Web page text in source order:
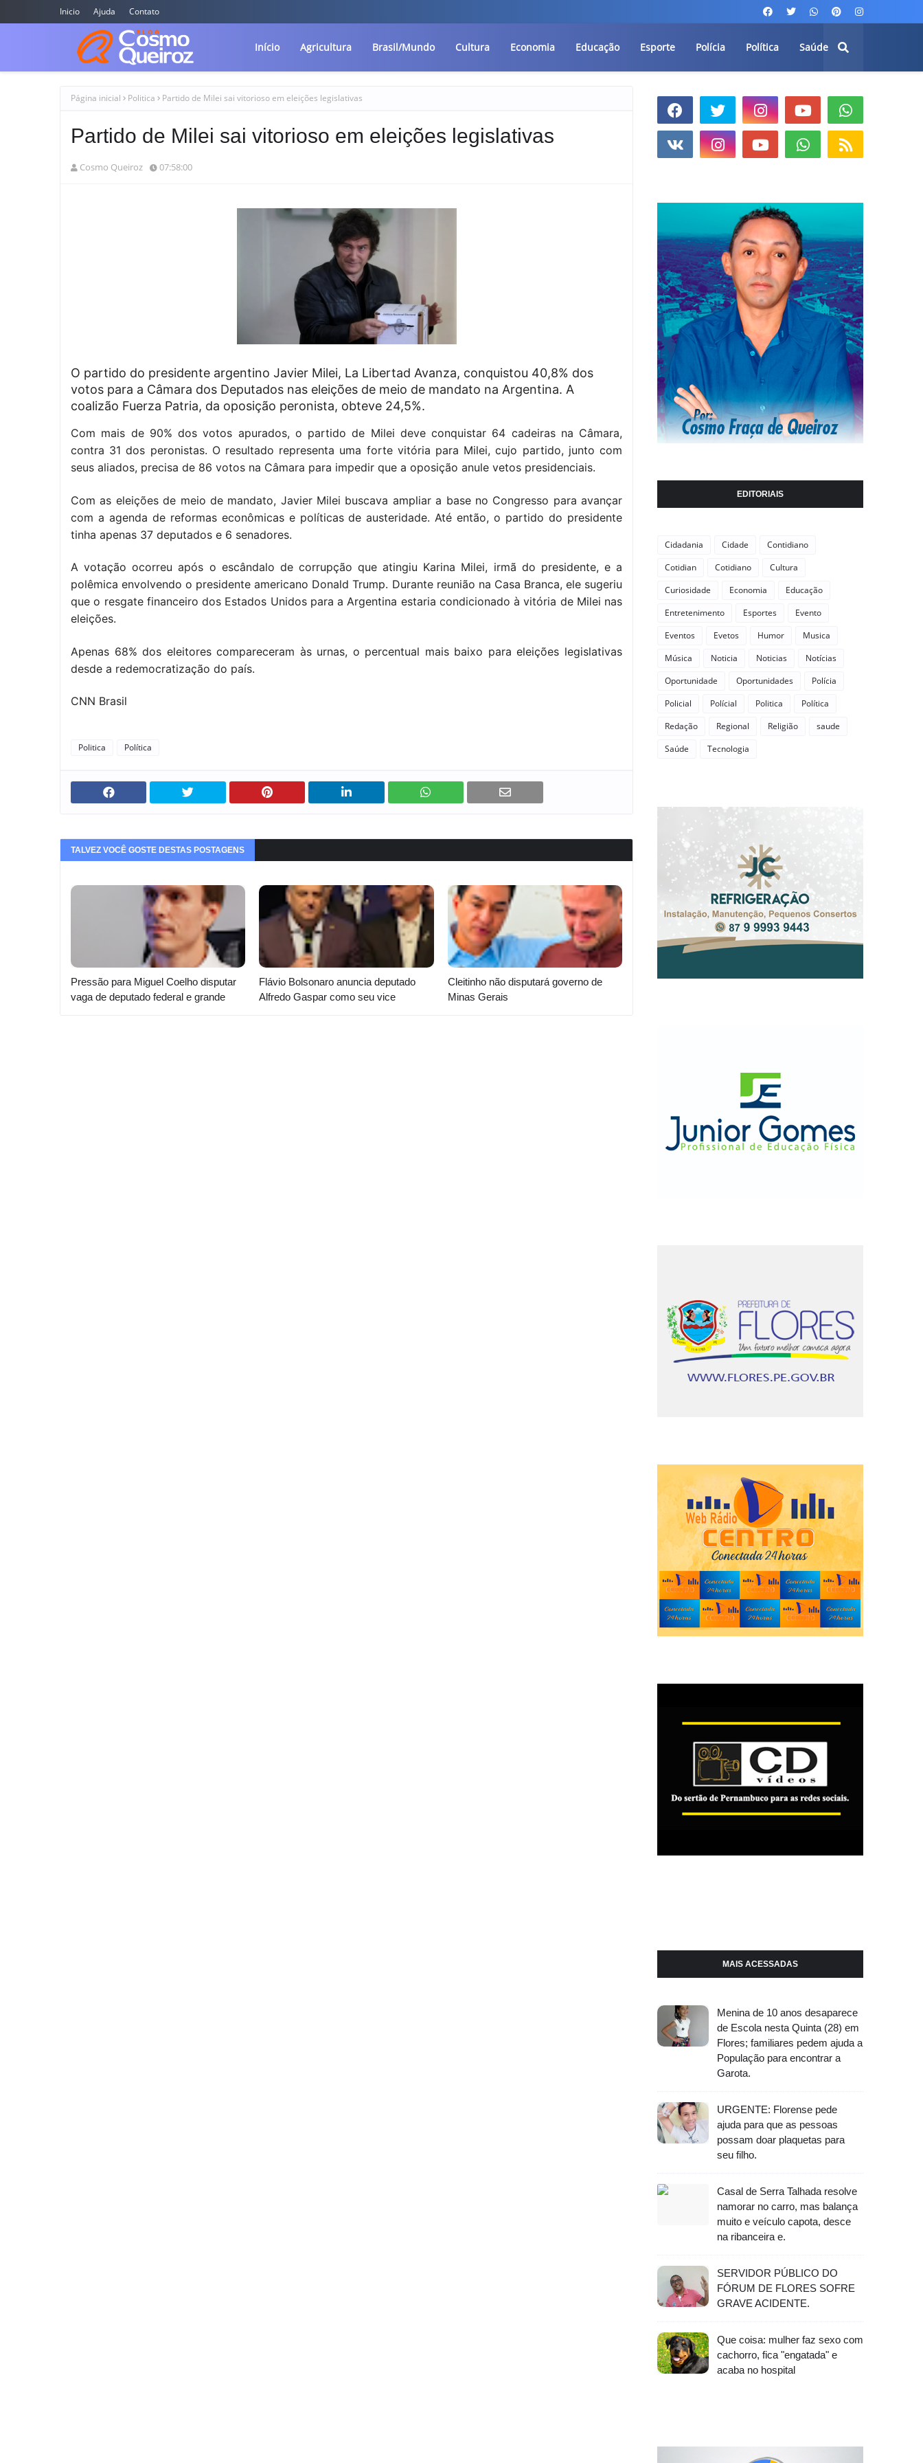
Inicio Ajuda Contato
Início Agricultura Brasil/Mundo Cultura Economia Educação Esporte Polícia Política Saúde
Página inicial Politica Partido de Milei sai vitorioso em eleições legislativas
Partido de Milei sai vitorioso em eleições legislativas
Cosmo Queiroz 07:58:00
O partido do presidente argentino Javier Milei, La Libertad Avanza, conquistou 40,8% dos
votos para a Câmara dos Deputados nas eleições de meio de mandato na Argentina. A
coalizão Fuerza Patria, da oposição peronista, obteve 24,5%.
Com mais de 90% dos votos apurados, o partido de Milei deve conquistar 64 cadeiras na Câmara,
contra 31 dos peronistas. O resultado representa uma forte vitória para Milei, cujo partido, junto com
seus aliados, precisa de 86 votos na Câmara para impedir que a oposição anule vetos presidenciais.
Com as eleições de meio de mandato, Javier Milei buscava ampliar a base no Congresso para avançar
com a agenda de reformas econômicas e políticas de austeridade. Até então, o partido do presidente
tinha apenas 37 deputados e 6 senadores.
A votação ocorreu após o escândalo de corrupção que atingiu Karina Milei, irmã do presidente, e a
polêmica envolvendo o presidente americano Donald Trump. Durante reunião na Casa Branca, ele sugeriu
que o resgate financeiro dos Estados Unidos para a Argentina estaria condicionado à vitória de Milei nas
eleições.
Apenas 68% dos eleitores compareceram às urnas, o percentual mais baixo para eleições legislativas
desde a redemocratização do país.
CNN Brasil
Politica Política
TALVEZ VOCÊ GOSTE DESTAS POSTAGENS
Pressão para Miguel Coelho disputar
vaga de deputado federal e grande
Flávio Bolsonaro anuncia deputado
Alfredo Gaspar como seu vice
Cleitinho não disputará governo de
Minas Gerais
EDITORIAIS
Cidadania Cidade
Contidiano
Cotidian
Cotidiano
Cultura
Curiosidade
Economia
Educação
Entretenimento
Esportes
Evento
Eventos
Evetos Humor
Musica
Música
Noticia Noticias
Notícias
Oportunidade
Oportunidades
Polícia
Policial
Polícial Politica
Política
Redação
Regional Religião
saude
Saúde
Tecnologia
MAIS ACESSADAS
Menina de 10 anos desaparece
de Escola nesta Quinta (28) em
Flores; familiares pedem ajuda a
População para encontrar a
Garota.
URGENTE: Florense pede
ajuda para que as pessoas
possam doar plaquetas para
seu filho.
Casal de Serra Talhada resolve
namorar no carro, mas balança
muito e veículo capota, desce
na ribanceira e.
SERVIDOR PÚBLICO DO
FÓRUM DE FLORES SOFRE
GRAVE ACIDENTE.
Que coisa: mulher faz sexo com
cachorro, fica "engatada" e
acaba no hospital